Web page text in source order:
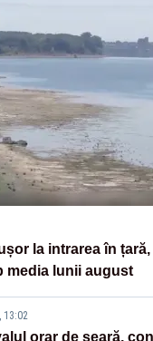
la intrarea în
media lunii august
13:02
orar de seară,